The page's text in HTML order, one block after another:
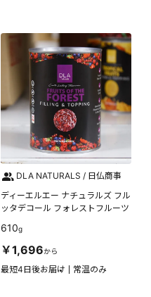
DLA NATURALS / 日仏商事
ディーエルエー ナチュラルズ フル
ッタデコール フォレストフルーツ
610g
￥1,696から
最短4日後お届け 常温のみ